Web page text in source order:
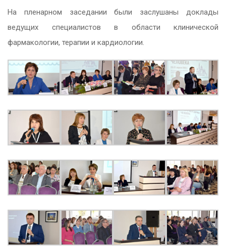
На пленарном заседании были заслушаны доклады
ведущих специалистов в области клинической
фармакологии, терапии и кардиологии.